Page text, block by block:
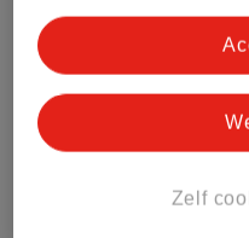
Bestel &
Zelf